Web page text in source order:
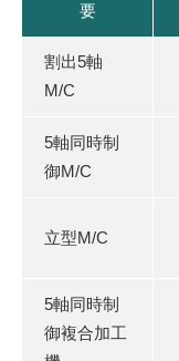
要
割出5軸
M/C
5軸同時制
御M/C
立型M/C
5軸同時制
御複合加工